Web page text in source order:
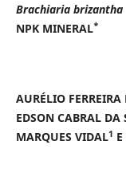
Brachiaria brizantha
NPK MINERAL*
AURÉLIO FERREIRA
EDSON CABRAL DA
MARQUES VIDAL1